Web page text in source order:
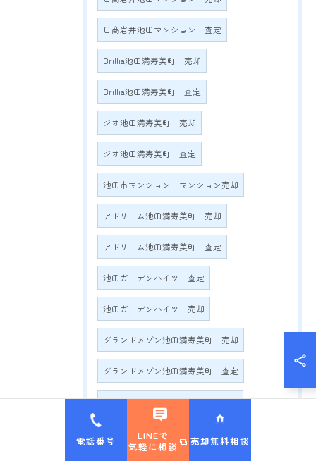
日商岩井池田マンション 査定
Brillia池田満寿美町 売却
Brillia池田満寿美町 査定
ジオ池田満寿美町 売却
ジオ池田満寿美町 査定
池田市マンション マンション売却
アドリーム池田満寿美町 売却
アドリーム池田満寿美町 査定
池田ガーデンハイツ 査定
池田ガーデンハイツ 売却
グランドメゾン池田満寿美町 売却
グランドメゾン池田満寿美町 査定
グランドメゾン満寿美町2016 売却
グランドメゾン満寿美町2016 査定
電話番号
LINEで
気軽に相談
売却無料相談